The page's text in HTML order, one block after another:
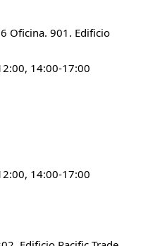
Oficina. 901. Edificio
14:00-17:00
14:00-17:00